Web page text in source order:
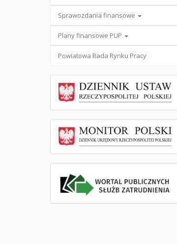
Sprawozdania finansowe
Plany finansowe PUP
Powiatowa Rada Rynku Pracy